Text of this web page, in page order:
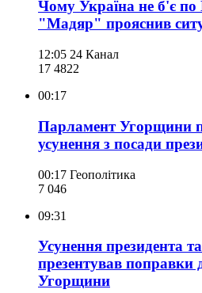
Чому Україна не б'є
"Мадяр" прояснив
12:05 24 Канал
17 4822
00:17
Парламент Угорщини
усунення з посади
00:17 Геополітика
7 046
09:31
Усунення президента
презентував поправки
Угорщини